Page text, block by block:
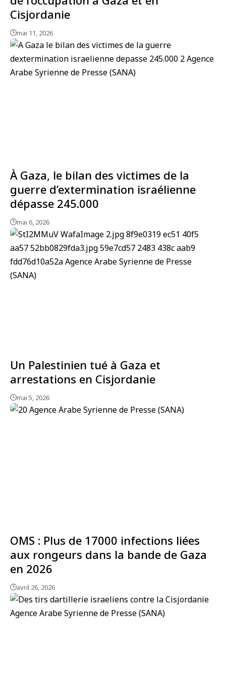
Cisjordanie
mai 11, 2026
À Gaza, le bilan des victimes de la
guerre d’extermination israélienne
dépasse 245.000
mai 6, 2026
Un Palestinien tué à Gaza et
arrestations en Cisjordanie
mai 5, 2026
OMS : Plus de 17000 infections liées
aux rongeurs dans la bande de Gaza
en 2026
avril 26, 2026